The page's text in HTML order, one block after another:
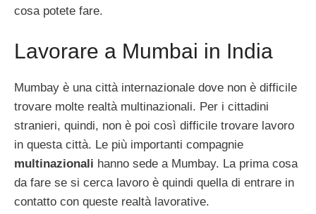
cosa potete fare.
Lavorare a Mumbai in India
Mumbay è una città internazionale dove non è difficile
trovare molte realtà multinazionali. Per i cittadini
stranieri, quindi, non è poi così difficile trovare lavoro
in questa città. Le più importanti compagnie
multinazionali hanno sede a Mumbay. La prima cosa
da fare se si cerca lavoro è quindi quella di entrare in
contatto con queste realtà lavorative.